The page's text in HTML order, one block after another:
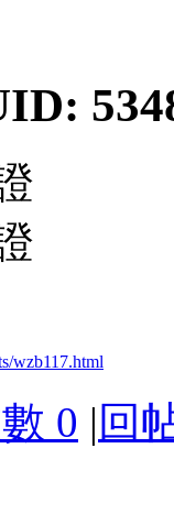
wzb117.html
0 | 回